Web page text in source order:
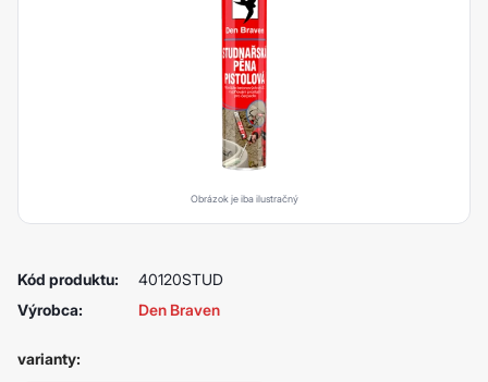
Obrázok je iba ilustračný
Kód produktu:
40120STUD
Výrobca:
Den Braven
varianty: